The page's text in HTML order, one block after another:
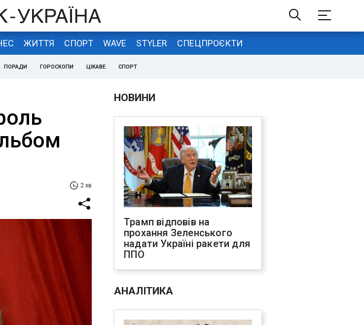
ЖИТТЯ СПОРТ WAVE STYLER СПЕЦПРОЄКТИ
ПОРАДИ ГОРОСКОПИ ЦІКАВЕ СПОРТ
2 хв
НОВИНИ
Трамп відповів на
прохання Зеленського
надати Україні ракети для
ППО
АНАЛІТИКА